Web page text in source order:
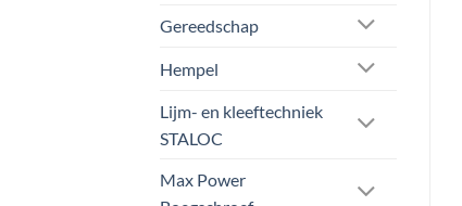
Gereedschap
Hempel
Lijm- en kleeftechniek
STALOC
Max Power